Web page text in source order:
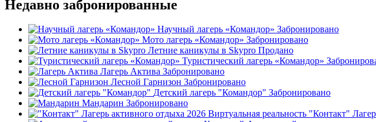
Недавно забронированные
Научный лагерь «Командор» Забронировано
Мото лагерь «Командор» Забронировано
Летние каникулы в Skypro Продано
Туристический лагерь «Командор»
Лагерь Актива Забронировано
Лесной Гарнизон Забронировано
Детский лагерь "Командор" Забронировано
Мандарин Забронировано
"Контакт"